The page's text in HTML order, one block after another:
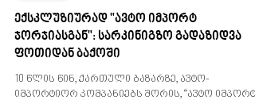
სიახლეები
ექსკლუზიურად "ავტო იმპორტ
ფოთიდან ბაქოში